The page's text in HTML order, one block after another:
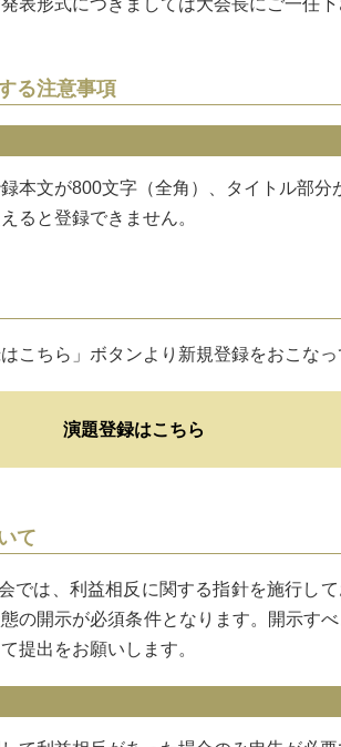
表形式につきましては大会長にご一任下
る注意事項
本文が800文字（全角）、タイトル部分
ると登録できません。
こちら」ボタンより新規登録をおこなっ
演題登録はこちら
て
では、利益相反に関する指針を施行し
の開示が必須条件となります。開示す
提出をお願いします。